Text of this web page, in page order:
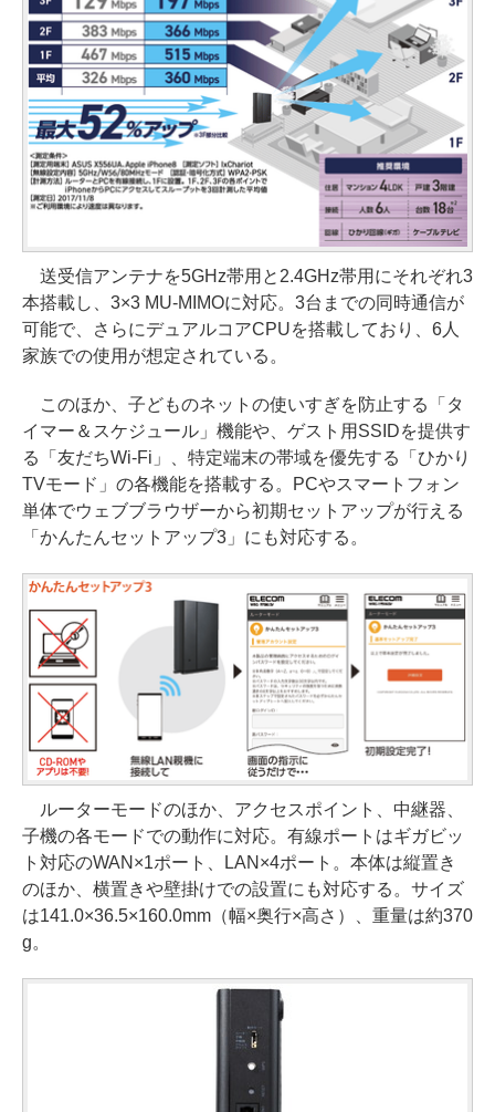
送受信アンテナを5GHz帯用と2.4GHz帯用にそれぞれ3
本搭載し、3×3 MU-MIMOに対応。3台までの同時通信が
可能で、さらにデュアルコアCPUを搭載しており、6人
家族での使用が想定されている。
このほか、子どものネットの使いすぎを防止する「タ
イマー＆スケジュール」機能や、ゲスト用SSIDを提供す
る「友だちWi-Fi」、特定端末の帯域を優先する「ひかり
TVモード」の各機能を搭載する。PCやスマートフォン
単体でウェブブラウザーから初期セットアップが行える
「かんたんセットアップ3」にも対応する。
ルーターモードのほか、アクセスポイント、中継器、
子機の各モードでの動作に対応。有線ポートはギガビッ
ト対応のWAN×1ポート、LAN×4ポート。本体は縦置き
のほか、横置きや壁掛けでの設置にも対応する。サイズ
は141.0×36.5×160.0mm（幅×奥行×高さ）、重量は約370
g。